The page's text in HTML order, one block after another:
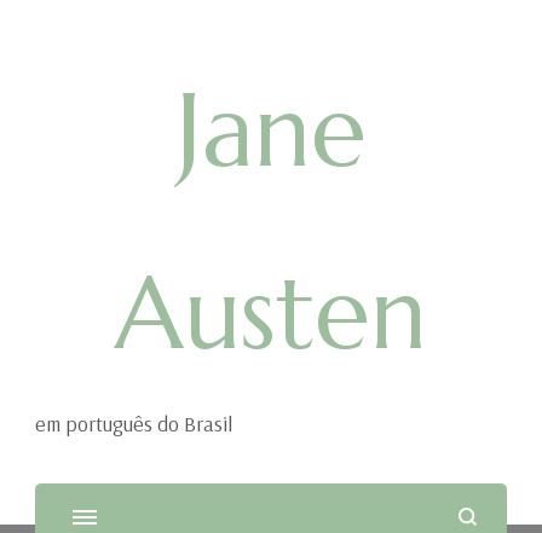
Jane
Austen
em português do Brasil